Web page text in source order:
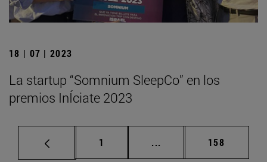
18 | 07 | 2023
La startup “Somnium SleepCo” en los
premios InÍciate 2023
Página
1 ... Páginas intermedias
Página
158